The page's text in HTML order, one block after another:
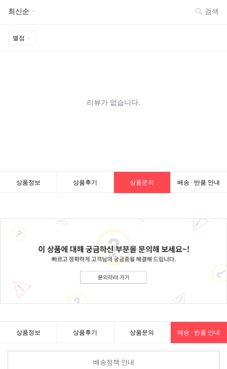
상품정보 상품후기 상품문의 배송 · 반품 안내
상품정보 상품후기 상품문의 배송 · 반품 안내
배송정책 안내